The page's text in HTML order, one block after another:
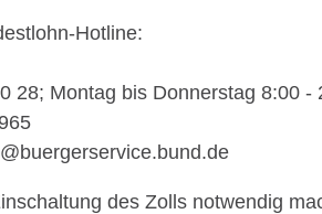
Hotline:
28; Montag bis Donnerstag 8:00 -
des Zolls notwendig